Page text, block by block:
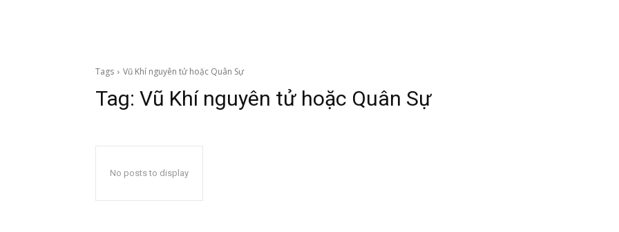
Tags Vũ Khí nguyên tử hoặc Quân Sự
Tag: Vũ Khí nguyên tử hoặc Quân Sự
No posts to display